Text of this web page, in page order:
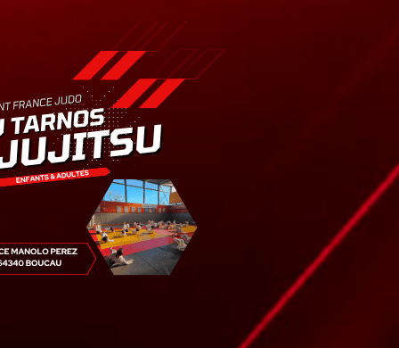
Exporter toutes les colonnes
Exporter uniquement les colonnes affichées
Ajoutez un logo, un bouton, des réseaux sociaux
Cliquez pour éditer
Accueil▴▾
Le club▴▾
Le dojo
François Herrero